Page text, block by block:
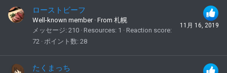
11月 16, 2019
ローストビーフ
Well-known member · From 札幌
メッセージ 210 Resources 1
Reaction score
72 ポイント数 28
たくまっち